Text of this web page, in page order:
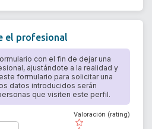
el profesional
con el fin de dejar una
ajustándote a la realidad y
formulario para solicitar una
datos introducidos serán
que visiten este perfil.
( )
Valoración (rating)